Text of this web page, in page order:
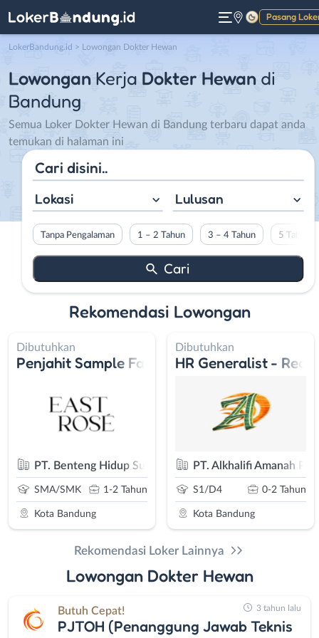
Pasang
Gelap
LokerBandung.id > Lowongan Dokter Hewan
Lowongan Kerja Dokter Hewan di
Bandung
Semua Loker Dokter Hewan di Bandung terbaru dapat anda
temukan di halaman ini
Lokasi Lulusan
Tanpa Pengalaman 1 – 2 Tahun 3 – 4 Tahun 5 Tahun
Rekomendasi Lowongan
Dibutuhkan
Penjahit Sample Fashion Wanita
PT. Benteng Hidup Sukses
SMA/SMK 1-2 Tahun
Kota Bandung
Dibutuhkan
HR Generalist -
PT. Alkhalifi Amanah
S1/D4 0-2 Tahun
Kota Bandung
Rekomendasi Loker Lainnya
Lowongan Dokter Hewan
Butuh Cepat!
PJTOH (Penanggung Jawab Teknis
3 tahun lalu